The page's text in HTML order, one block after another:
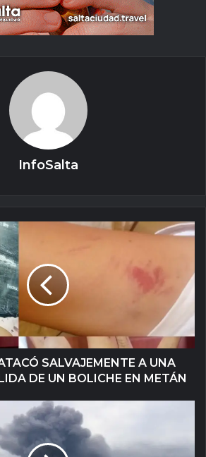
InfoSalta
SALVAJEMENTE A UNA
DE UN BOLICHE EN METÁN